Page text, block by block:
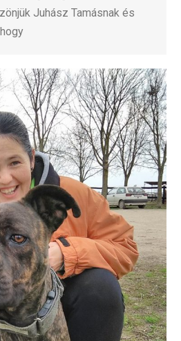
Juhász Tamásnak és